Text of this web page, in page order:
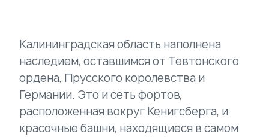
Калининградская область наполнена
наследием, оставшимся от Тевтонского
ордена, Прусского королевства и
Германии. Это и сеть фортов,
расположенная вокруг Кенигсберга, и
красочные башни, находящиеся в самом